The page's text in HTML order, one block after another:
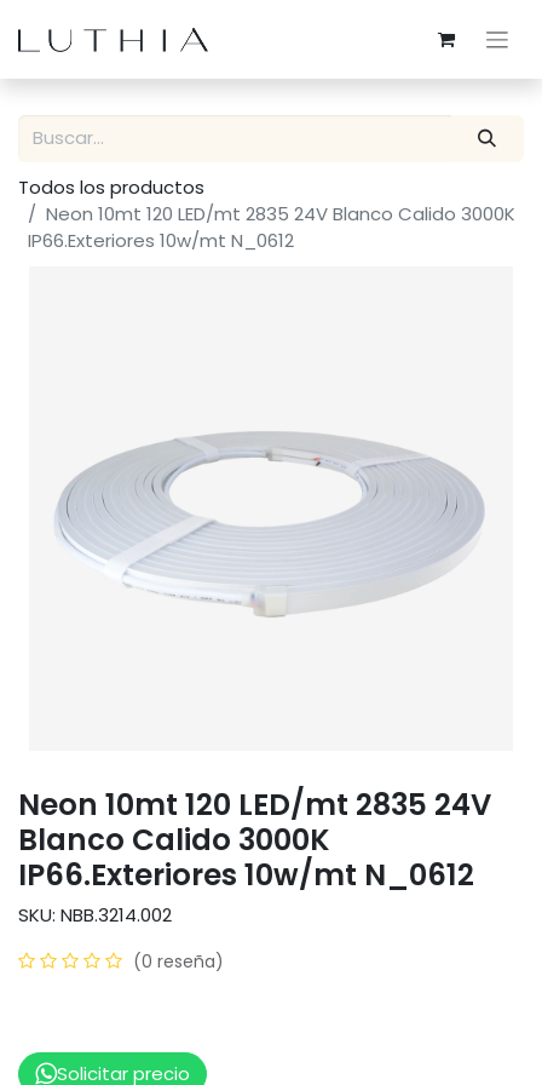
Todos los productos
Neon 10mt 120 LED/mt 2835 24V Blanco Calido 3000K
IP66.Exteriores 10w/mt N_0612
Neon 10mt 120 LED/mt 2835 24V
Blanco Calido 3000K
IP66.Exteriores 10w/mt N_0612
SKU: NBB.3214.002
(0 reseña)
Solicitar precio